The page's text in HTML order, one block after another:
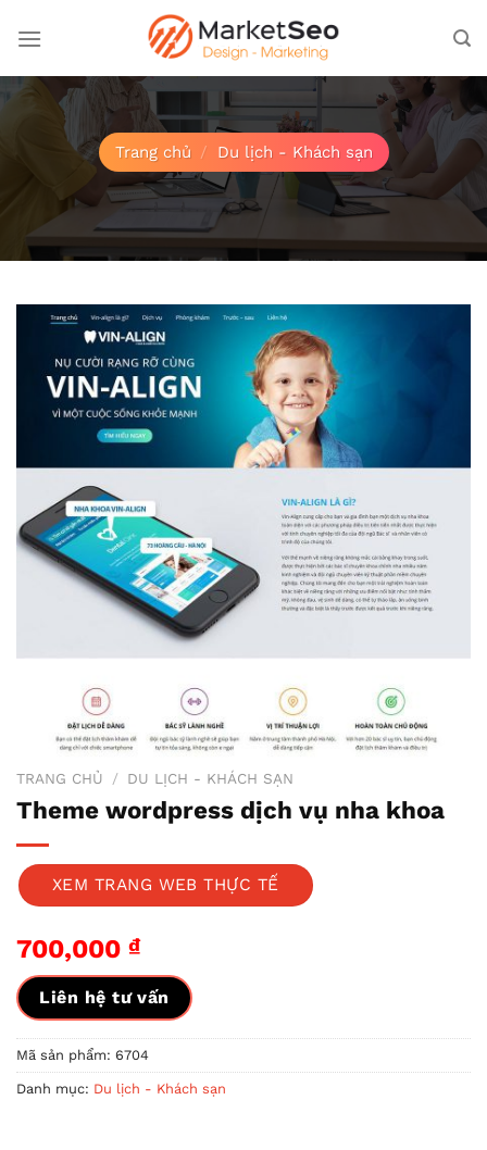
qua
dung
Trang chủ / Du lịch - Khách sạn
TRANG CHỦ / DU LỊCH - KHÁCH SẠN
Theme wordpress dịch vụ nha khoa
XEM TRANG WEB THỰC TẾ
700,000 ₫
Liên hệ tư vấn
Mã sản phẩm: 6704
Danh mục: Du lịch - Khách sạn